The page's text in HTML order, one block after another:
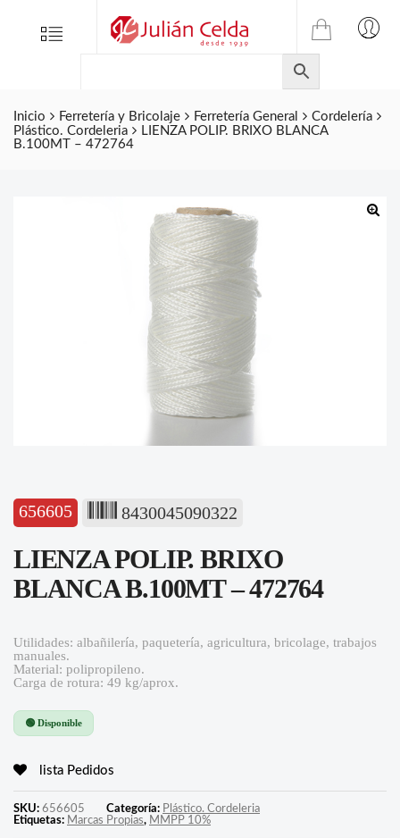
Menu
TIENDA
ONLINE
DE
JULIAN
CELDA
Inicio Ferretería y Bricolaje Ferretería General
Cordelería
Plástico. Cordeleria
LIENZA POLIP. BRIXO BLANCA
B.100MT – 472764
656605 8430045090322
LIENZA POLIP. BRIXO
BLANCA B.100MT – 472764
Utilidades: albañilería, paquetería, agricultura, bricolage, trabajos
manuales.
Material: polipropileno.
Carga de rotura: 49 kg/aprox.
🟢 Disponible
lista Pedidos
SKU: 656605 Categoría: Plástico. Cordeleria
Etiquetas: Marcas Propias, MMPP 10%
Folletos
Contacto